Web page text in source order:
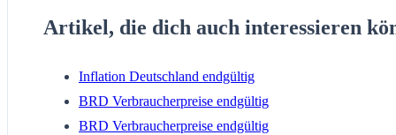
Artikel, die dich auch interessieren
Inflation Deutschland endgültig
BRD Verbraucherpreise endgültig
BRD Verbraucherpreise endgültig